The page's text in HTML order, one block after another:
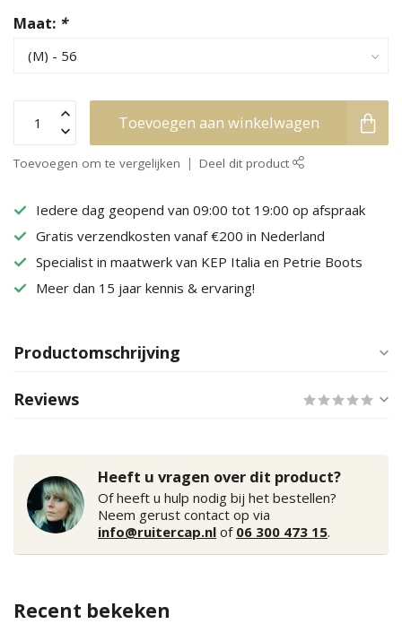
Maat: *
Toevoegen aan winkelwagen
Toevoegen om te vergelijken Deel dit product
Iedere dag geopend van 09:00 tot 19:00 op afspraak
Gratis verzendkosten vanaf €200 in Nederland
Specialist in maatwerk van KEP Italia en Petrie Boots
Meer dan 15 jaar kennis & ervaring!
Productomschrijving
Reviews
Heeft u vragen over dit product?
Of heeft u hulp nodig bij het bestellen?
Neem gerust contact op via
info@ruitercap.nl of 06 300 473 15.
Recent bekeken